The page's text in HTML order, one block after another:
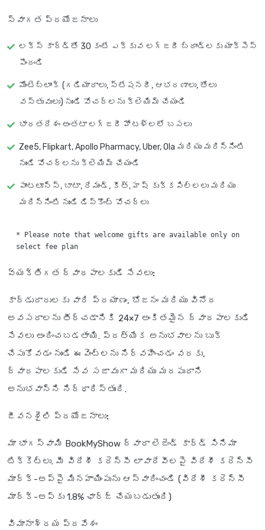
స్వాగత ప్రయోజనాలు
లక్స్ కార్డ్‌తో 30 కంటే ఎక్కువ లగ్జరీ బ్రాండ్‌లకు యాక్సెస్
పొందండి
మోంటెబ్లాంక్ (గడియారాలు, స్టేషనరీ, ఆభరణాలు, తోలు
వస్తువులు) నుండి వోచర్‌లను క్లెయిమ్ చేయండి
భారతదేశం అంతటా లగ్జరీ హోటళ్లలో బసలు
Zee5, Flipkart, Apollo Pharmacy, Uber, Ola మరియు మరిన్నింటి
నుండి వోచర్‌లను క్లెయిమ్ చేయండి
పాంటలూన్స్, బాటా, రేమండ్, కీత్, హష్ కుక్కపిల్లలు మరియు
మరిన్నింటి నుండి డిస్కౌంట్ వోచర్లు
* Please note that welcome gifts are available only on
వ్యక్తిగత ద్వారపాలకుడి సేవలు:
కార్డుదారులకు వారి ప్రయాణం, భోజనం మరియు వినోద
అవసరాలను తీర్చడానికి 24×7 అంకితమైన ద్వారపాలకుడి
సేవలు అందించబడతాయి. ప్రత్యేక అనుభవాలను బుక్
చేసుకోవడం నుండి ఈవెంట్‌లను నిర్వహించడం వరకు,
ద్వారపాలకుడి సేవ సజావుగా మరియు మరపురాని
అనుభవాన్ని నిర్ధారిస్తుంది.
జీవనశైలి ప్రయోజనాలు:
మా భాగస్వామి BookMyShow ద్వారా లెజెండ్ కార్డ్ సినిమా
టిక్కెట్లు. మీ విదేశీ కరెన్సీ లావాదేవీలపై విదేశీ కరెన్సీ
మార్క్-అప్‌పై మినహాయింపును ఆస్వాదించండి (విదేశీ కరెన్సీ
మార్క్-అప్‌కు 1.8% ఛార్జ్ చేయబడుతుంది)
విమానాశ్రయ ప్రవేశం